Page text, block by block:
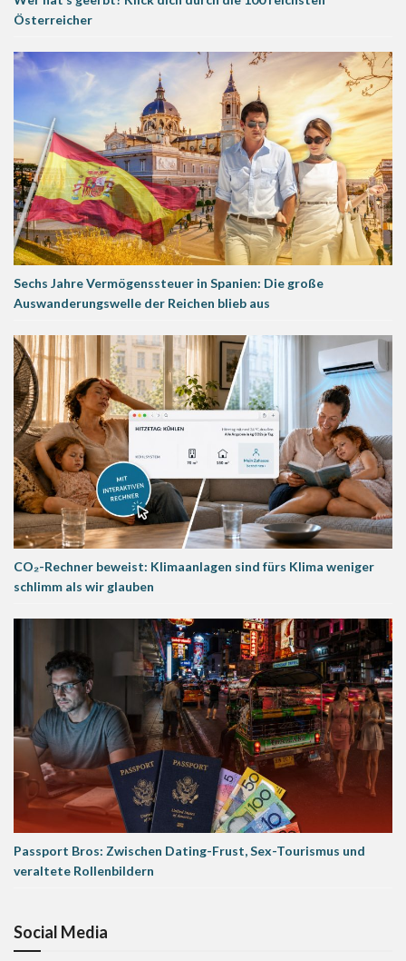
Österreicher
Sechs Jahre Vermögenssteuer in Spanien: Die große
Auswanderungswelle der Reichen blieb aus
CO₂-Rechner beweist: Klimaanlagen sind fürs Klima weniger
schlimm als wir glauben
Passport Bros: Zwischen Dating-Frust, Sex-Tourismus und
veraltete Rollenbildern
Social Media